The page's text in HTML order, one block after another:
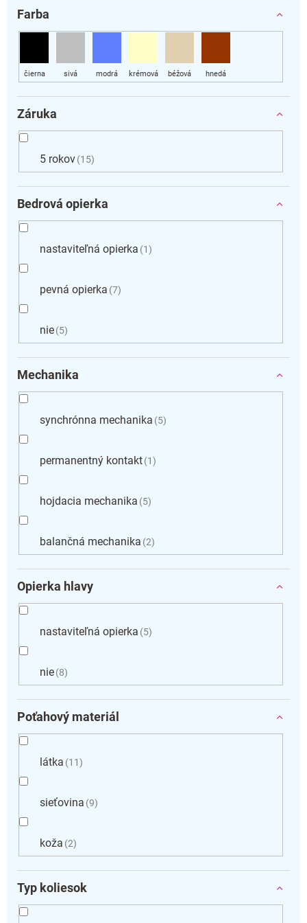
Farba
Záruka
5 rokov 15
Bedrová opierka
nastaviteľná opierka 1
pevná opierka 7
nie 5
Mechanika
synchrónna mechanika 5
permanentný kontakt 1
hojdacia mechanika 5
balančná mechanika 2
Opierka hlavy
nastaviteľná opierka 5
nie 8
Poťahový materiál
látka 11
sieťovina 9
koža 2
Typ koliesok